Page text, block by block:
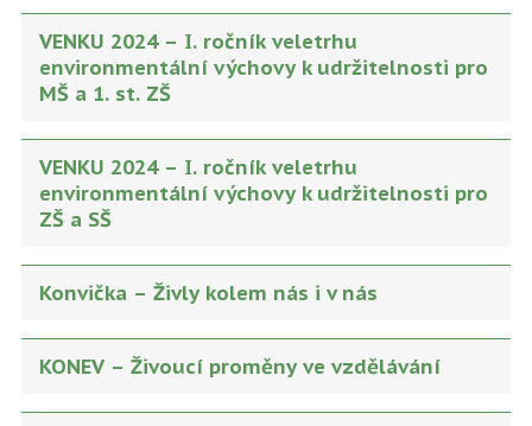
VENKU 2024 – I. ročník veletrhu
environmentální výchovy k udržitelnosti pro
MŠ a 1. st. ZŠ
VENKU 2024 – I. ročník veletrhu
environmentální výchovy k udržitelnosti pro
ZŠ a SŠ
Konvička – Živly kolem nás i v nás
KONEV – Živoucí proměny ve vzdělávání